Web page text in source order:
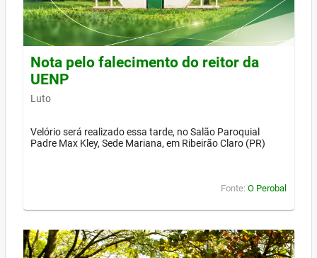
Nota pelo falecimento do reitor da
UENP
Luto
Velório será realizado essa tarde, no Salão Paroquial
Padre Max Kley, Sede Mariana, em Ribeirão Claro (PR)
Fonte: O Perobal